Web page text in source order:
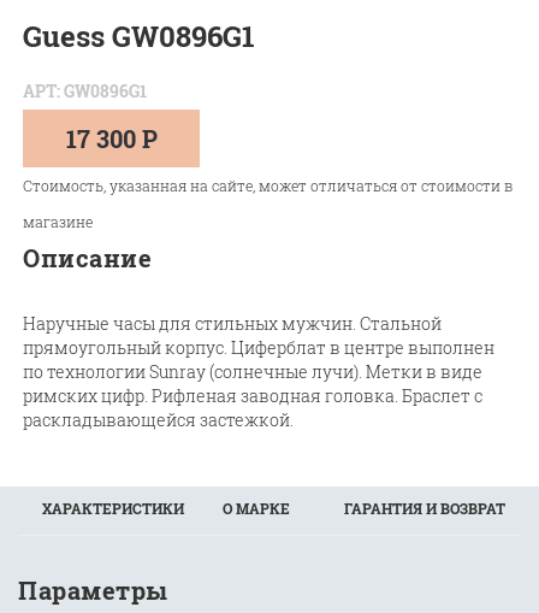
Guess GW0896G1
АРТ: GW0896G1
17 300 Р
Стоимость, указанная на сайте, может отличаться от стоимости в
магазине
Описание
Наручные часы для стильных мужчин. Стальной
прямоугольный корпус. Циферблат в центре выполнен
по технологии Sunray (солнечные лучи). Метки в виде
римских цифр. Рифленая заводная головка. Браслет с
раскладывающейся застежкой.
ХАРАКТЕРИСТИКИ О МАРКЕ ГАРАНТИЯ И ВОЗВРАТ
Параметры